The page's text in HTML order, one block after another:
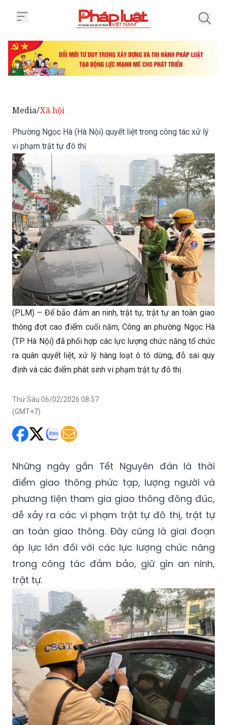
Media/Xã hội
Phường Ngọc Hà (Hà Nội) quyết liệt trong công tác xử lý
vi phạm trật tự đô thị
(PLM) – Để bảo đảm an ninh, trật tự, trật tự an toàn giao
thông đợt cao điểm cuối năm, Công an phường Ngọc Hà
(TP. Hà Nội) đã phối hợp các lực lượng chức năng tổ chức
ra quân quyết liệt, xử lý hàng loạt ô tô dừng, đỗ sai quy
định và các điểm phát sinh vi phạm trật tự đô thị.
Thứ Sáu 06/02/2026 08:57
(GMT+7)
Những ngày gần Tết Nguyên đán là thời
điểm giao thông phức tạp, lượng người và
phương tiện tham gia giao thông đông đúc,
dễ xảy ra các vi phạm trật tự đô thị, trật tự
an toàn giao thông. Đây cũng là giai đoạn
áp lực lớn đối với các lực lượng chức năng
trong công tác đảm bảo, giữ gìn an ninh,
trật tự.